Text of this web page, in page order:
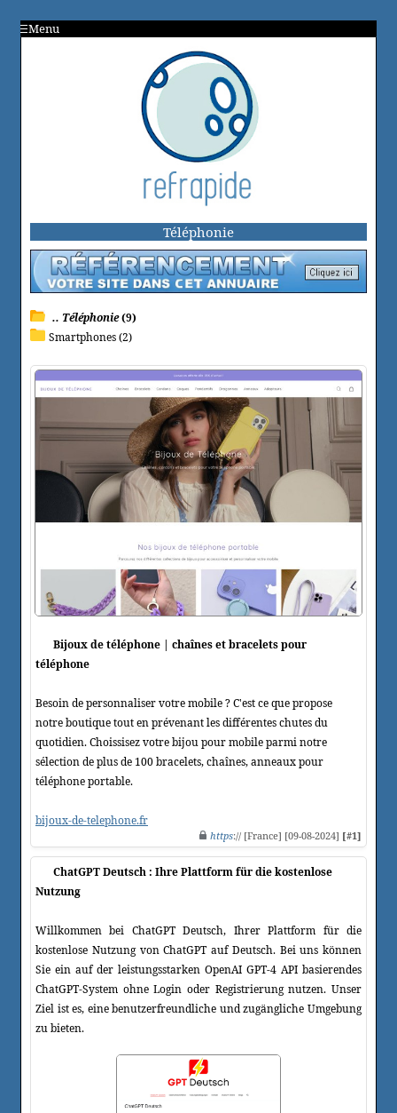
Menu
Téléphonie
.. Téléphonie(9)
Smartphones (2)
Bijoux de téléphone | chaînes et bracelets pour
téléphone
Besoin de personnaliser votre mobile ? C'est ce que propose
notre boutique tout en prévenant les différentes chutes du
quotidien. Choissisez votre bijou pour mobile parmi notre
sélection de plus de 100 bracelets, chaînes, anneaux pour
téléphone portable.
bijoux-de-telephone.fr
https:// [France] [09-08-2024] [#1]
ChatGPT Deutsch : Ihre Plattform für die kostenlose
Nutzung
Willkommen bei ChatGPT Deutsch, Ihrer Plattform für die
kostenlose Nutzung von ChatGPT auf Deutsch. Bei uns können
Sie ein auf der leistungsstarken OpenAI GPT-4 API basierendes
ChatGPT-System ohne Login oder Registrierung nutzen. Unser
Ziel ist es, eine benutzerfreundliche und zugängliche Umgebung
zu bieten.